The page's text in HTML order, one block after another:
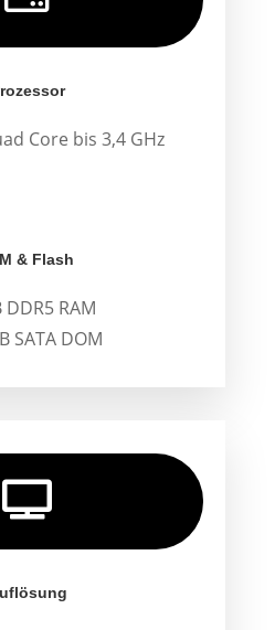
Core bis 3,4 GHz
& Flash
RAM
SATA DOM
